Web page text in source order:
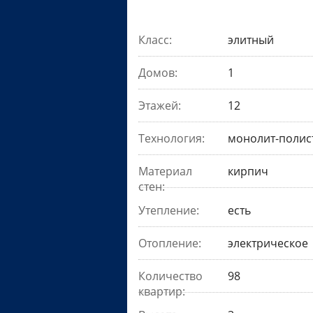
Класс: элитный
Домов: 1
Этажей: 12
Технология: монолит-
Материал
стен:
кирпич
Утепление: есть
Отопление: электрическое
Количество
квартир:
98